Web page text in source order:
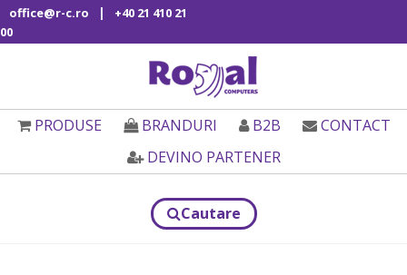
office@r-c.ro |
+40 21 410 21
00
PRODUSE BRANDURI B2B
CONTACT
DEVINO PARTENER
Cautare